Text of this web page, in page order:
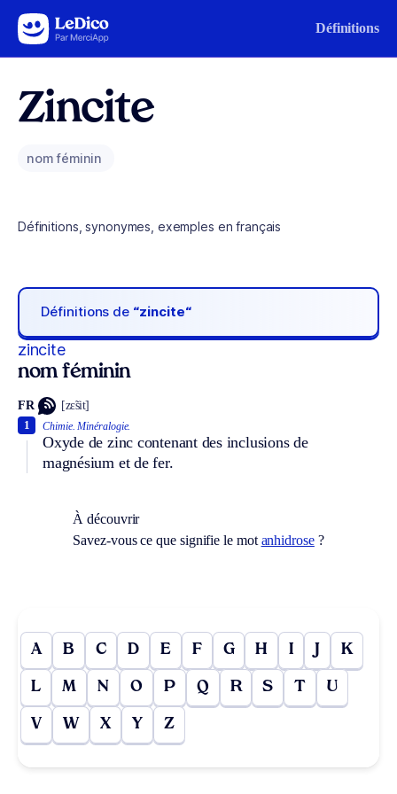
Aller au contenu Définitions
Zincite
nom féminin
Définitions, synonymes, exemples en français
Définitions de “zincite“
zincite
nom féminin
FR [zɛ̃sit]
Chimie. Minéralogie.
Oxyde de zinc contenant des inclusions de
magnésium et de fer.
1
À découvrir
Savez-vous ce que signifie le mot anhidrose?
A B C D E F G H I J K
L M N O P Q R S T U
V W X Y Z